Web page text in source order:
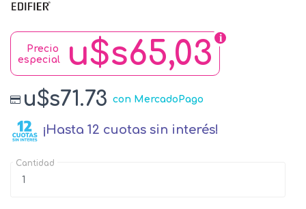
u$s65,03
Precio
especial
u$s71.73 con MercadoPago
¡Hasta 12 cuotas sin interés!
Cantidad